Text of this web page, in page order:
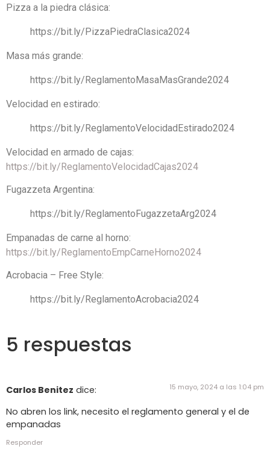
Pizza a la piedra clásica:
https://bit.ly/PizzaPiedraClasica2024
Masa más grande:
https://bit.ly/ReglamentoMasaMasGrande2024
Velocidad en estirado:
https://bit.ly/ReglamentoVelocidadEstirado2024
Velocidad en armado de cajas:
https://bit.ly/ReglamentoVelocidadCajas2024
Fugazzeta Argentina:
https://bit.ly/ReglamentoFugazzetaArg2024
Empanadas de carne al horno:
https://bit.ly/ReglamentoEmpCarneHorno2024
Acrobacia – Free Style:
https://bit.ly/ReglamentoAcrobacia2024
5 respuestas
Carlos Benitez dice: 15 mayo, 2024 a las 1:04 pm
No abren los link, necesito el reglamento general y el de
empanadas
Responder